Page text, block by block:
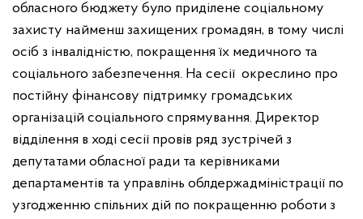
обласного бюджету було приділене соціальному
захисту найменш захищених громадян, в тому числі
осіб з інвалідністю, покращення їх медичного та
соціального забезпечення. На сесії окреслино про
постійну фінансову підтримку громадських
організацій соціального спрямування. Директор
відділення в ході сесії провів ряд зустрічей з
депутатами обласної ради та керівниками
департаментів та управлінь облдержадміністрації по
узгодженню спільних дій по покращенню роботи з